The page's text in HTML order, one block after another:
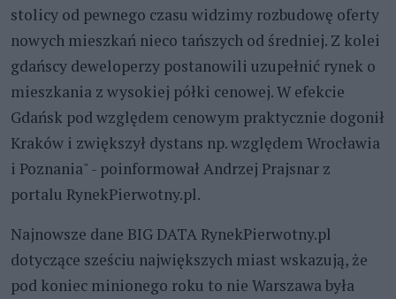
stolicy od pewnego czasu widzimy rozbudowę oferty
nowych mieszkań nieco tańszych od średniej. Z kolei
gdańscy deweloperzy postanowili uzupełnić rynek o
mieszkania z wysokiej półki cenowej. W efekcie
Gdańsk pod względem cenowym praktycznie dogonił
Kraków i zwiększył dystans np. względem Wrocławia
i Poznania" - poinformował Andrzej Prajsnar z
portalu RynekPierwotny.pl.
Najnowsze dane BIG DATA RynekPierwotny.pl
dotyczące sześciu największych miast wskazują, że
pod koniec minionego roku to nie Warszawa była